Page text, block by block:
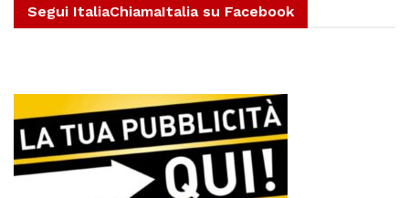
Segui ItaliaChiamaItalia su Facebook